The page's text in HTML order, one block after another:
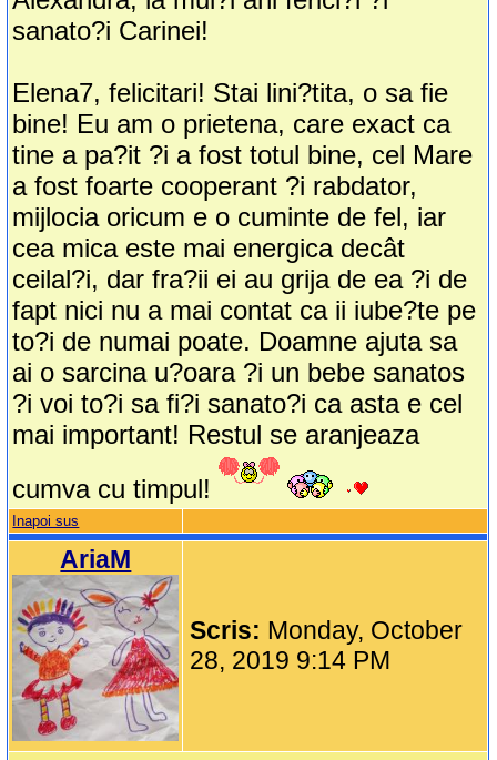
sanato?i Carinei!
Elena7, felicitari! Stai lini?tita, o sa fie
bine! Eu am o prietena, care exact ca
tine a pa?it ?i a fost totul bine, cel Mare
a fost foarte cooperant ?i rabdator,
mijlocia oricum e o cuminte de fel, iar
cea mica este mai energica decât
ceilal?i, dar fra?ii ei au grija de ea ?i de
fapt nici nu a mai contat ca ii iube?te pe
to?i de numai poate. Doamne ajuta sa
ai o sarcina u?oara ?i un bebe sanatos
?i voi to?i sa fi?i sanato?i ca asta e cel
mai important! Restul se aranjeaza
cumva cu timpul!
Inapoi sus
AriaM
Scris: Monday, October
28, 2019 9:14 PM